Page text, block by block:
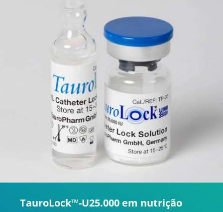
TauroLock™-U25.000 em nutrição